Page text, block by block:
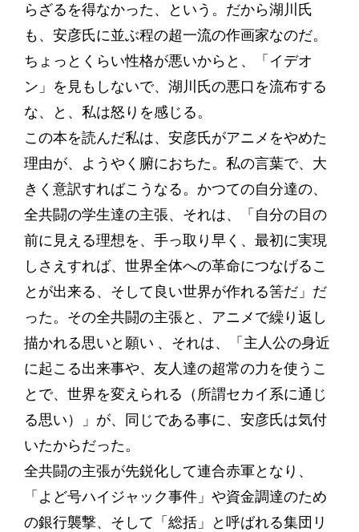
らざるを得なかった、という。だから湖川氏
も、安彦氏に並ぶ程の超一流の作画家なのだ。
ちょっとくらい性格が悪いからと、「イデオ
ン」を見もしないで、湖川氏の悪口を流布する
な、と、私は怒りを感じる。
この本を読んだ私は、安彦氏がアニメをやめた
理由が、ようやく腑におちた。私の言葉で、大
きく意訳すればこうなる。かつての自分達の、
全共闘の学生達の主張、それは、「自分の目の
前に見える理想を、手っ取り早く、最初に実現
しさえすれば、世界全体への革命につなげるこ
とが出来る、そして良い世界が作れる筈だ」だ
った。その全共闘の主張と、アニメで繰り返し
描かれる思いと願い 、それは、「主人公の身近
に起こる出来事や、友人達の超常の力を使うこ
とで、世界を変えられる（所謂セカイ系に通じ
る思い）」が、同じである事に、安彦氏は気付
いたからだった。
全共闘の主張が先鋭化して連合赤軍となり、
「よど号ハイジャック事件」や資金調達のため
の銀行襲撃、そして「総括」と呼ばれる集団リ